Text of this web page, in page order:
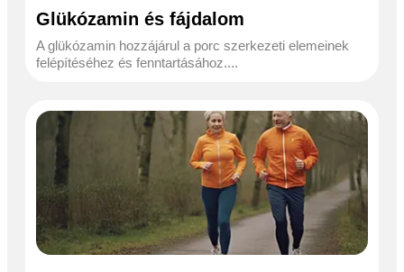
Glükózamin és fájdalom
A glükózamin hozzájárul a porc szerkezeti elemeinek
felépítéséhez és fenntartásához....